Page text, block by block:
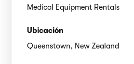
Medical Equipment Rentals
Ubicación
Queenstown, New Zealand